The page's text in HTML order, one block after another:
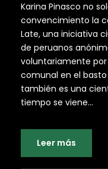
Karina Pinasco no
convencimiento la
Late, una iniciativa
de peruanos
voluntariamente
comunal en el
también es una
tiempo se viene...
Leer más